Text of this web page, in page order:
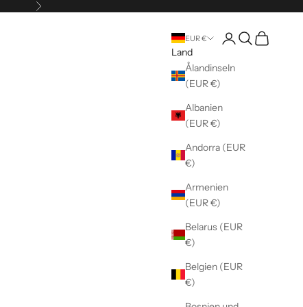
Vor
EUR €
Land
Ålandinseln
(EUR €)
Albanien
(EUR €)
Andorra (EUR
€)
Armenien
(EUR €)
Belarus (EUR
€)
Belgien (EUR
€)
Suche öffnen